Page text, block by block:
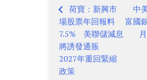
Post
navigation
荷寶：新興市
場股票年回報料
7.5% 美聯儲減息
將誘發通脹
2027年重回緊縮
政策
中
富國